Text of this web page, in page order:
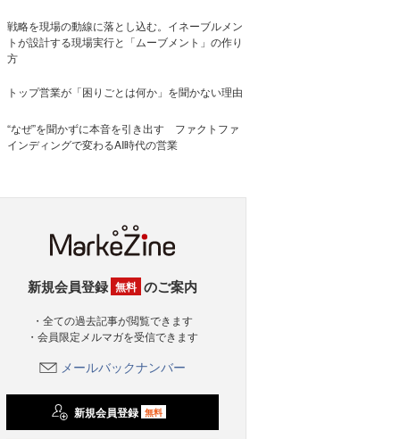
戦略を現場の動線に落とし込む。イネーブルメン
トが設計する現場実行と「ムーブメント」の作り
方
トップ営業が「困りごとは何か」を聞かない理由
“なぜ”を聞かずに本音を引き出す ファクトファ
インディングで変わるAI時代の営業
新規会員登録 無料 のご案内
・全ての過去記事が閲覧できます
・会員限定メルマガを受信できます
メールバックナンバー
新規会員登録 無料